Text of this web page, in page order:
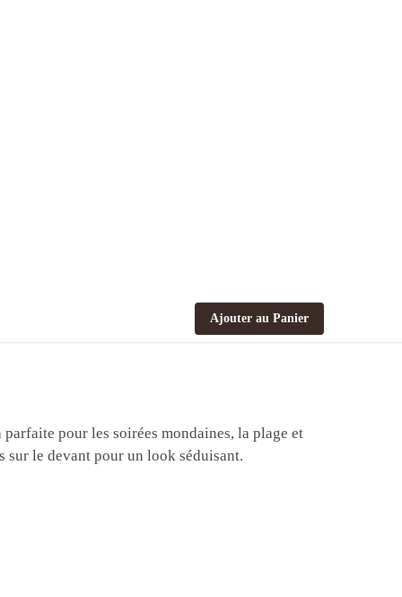
Ajouter au Panier
pour les soirées mondaines, la plage et
sur le devant pour un look séduisant.